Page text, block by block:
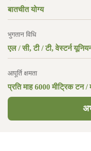
बातचीत योग्य
भुगतान विधि
एल / सी, टी / टी, वेस्टर्न
आपूर्ति क्षमता
प्रति माह 6000 मीट्रिक टन /